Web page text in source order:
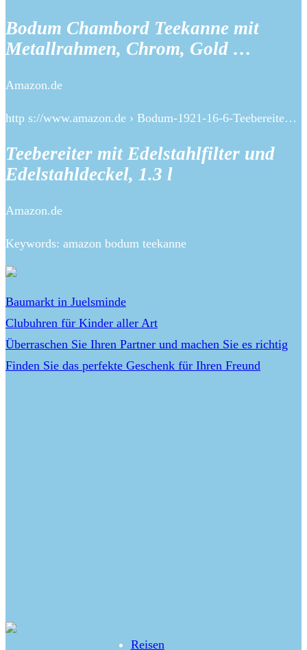
Bodum Chambord Teekanne mit
Metallrahmen, Chrom, Gold …
Amazon.de
http s://www.amazon.de › Bodum-1921-16-6-Teebereite…
Teebereiter mit Edelstahlfilter und
Edelstahldeckel, 1.3 l
Amazon.de
Keywords: amazon bodum teekanne
Baumarkt in Juelsminde
Clubuhren für Kinder aller Art
Überraschen Sie Ihren Partner und machen Sie es richtig
Finden Sie das perfekte Geschenk für Ihren Freund
Reisen